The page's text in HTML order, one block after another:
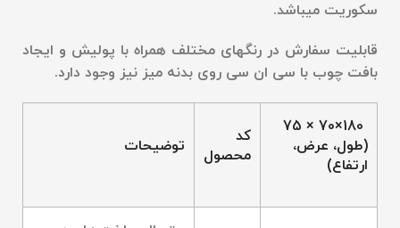
سکوریت میباشد.
قابلیت سفارش در رنگهای مختلف همراه با پولیش و ایجاد
بافت چوب با سی ان سی روی بدنه میز نیز وجود دارد.
180×70 × 75
(طول، عرض،
ارتفاع)
کد
محصول
توضیحات